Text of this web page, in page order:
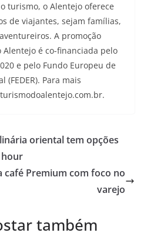
turismo, o Alentejo oferece
de viajantes, sejam famílias,
A promoção
é co-financiada pelo
e pelo Fundo Europeu de
(FEDER). Para mais
oriental tem opções
hour
café Premium com foco no
varejo
também